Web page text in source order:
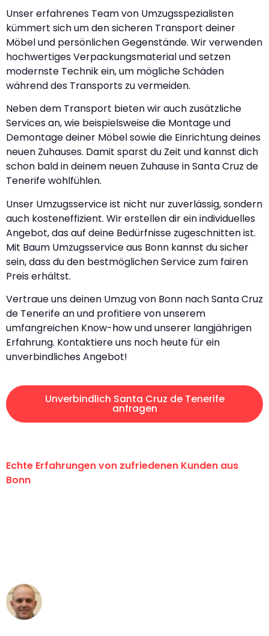
Unser erfahrenes Team von Umzugsspezialisten
kümmert sich um den sicheren Transport deiner
Möbel und persönlichen Gegenstände. Wir verwenden
hochwertiges Verpackungsmaterial und setzen
modernste Technik ein, um mögliche Schäden
während des Transports zu vermeiden.
Neben dem Transport bieten wir auch zusätzliche
Services an, wie beispielsweise die Montage und
Demontage deiner Möbel sowie die Einrichtung deines
neuen Zuhauses. Damit sparst du Zeit und kannst dich
schon bald in deinem neuen Zuhause in Santa Cruz de
Tenerife wohlfühlen.
Unser Umzugsservice ist nicht nur zuverlässig, sondern
auch kosteneffizient. Wir erstellen dir ein individuelles
Angebot, das auf deine Bedürfnisse zugeschnitten ist.
Mit Baum Umzugsservice aus Bonn kannst du sicher
sein, dass du den bestmöglichen Service zum fairen
Preis erhältst.
Vertraue uns deinen Umzug von Bonn nach Santa Cruz
de Tenerife an und profitiere von unserem
umfangreichen Know-how und unserer langjährigen
Erfahrung. Kontaktiere uns noch heute für ein
unverbindliches Angebot!
Unverbindlich Santa Cruz de Tenerife
anfragen
Echte Erfahrungen von zufriedenen Kunden aus
Bonn